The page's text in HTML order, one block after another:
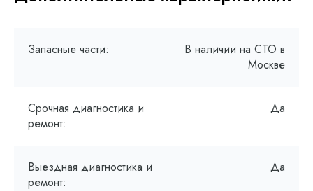
Запасные части:
В наличии на СТО в
Москве
Срочная диагностика и
ремонт:
Да
Выездная диагностика и
ремонт:
Да